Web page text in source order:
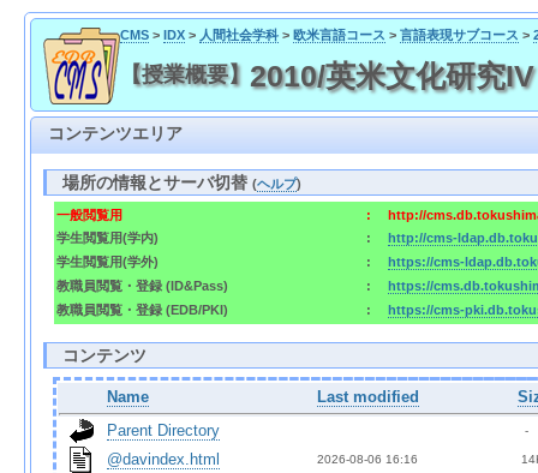
CMS> IDX> 人間社会学科> 欧米言語コース > 言語表現サブコース >
【授業概要】 2010/英米文化研究
コンテンツエリア
場所の情報とサーバ切替(ヘルプ)
一般閲覧用 :
http://
学生閲覧用(学内)
:
http://cms-
学生閲覧用(学外)
:
https://cms-
教職員閲覧・登録 (ID&Pass)
:
https://
教職員閲覧・登録 (EDB/PKI)
: https://cms-
コンテンツ
Name Last modified
Parent Directory
  -
@davindex.html 2026-08-06 16:16